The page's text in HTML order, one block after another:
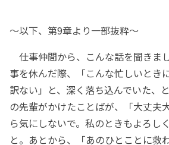
～以下、第9章より一部抜粋～
仕事仲間から、こんな話を聞きま
事を休んだ際、「こんな忙しいとき
訳ない」と、深く落ち込んでいた、
の先輩がかけたことばが、「大丈夫
ら気にしないで。私のときもよろし
と。あとから、「あのひとことに救